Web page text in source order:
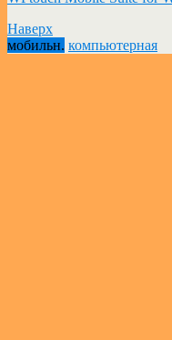
Наверх
мобильн. компьютерная